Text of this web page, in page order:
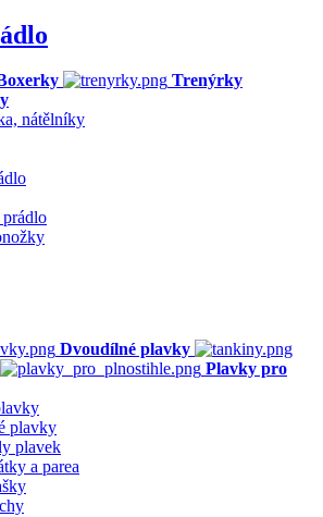
Trenýrky
nátělníky
Dvoudílné plavky
Plavky pro
plavky
plavek
a parea